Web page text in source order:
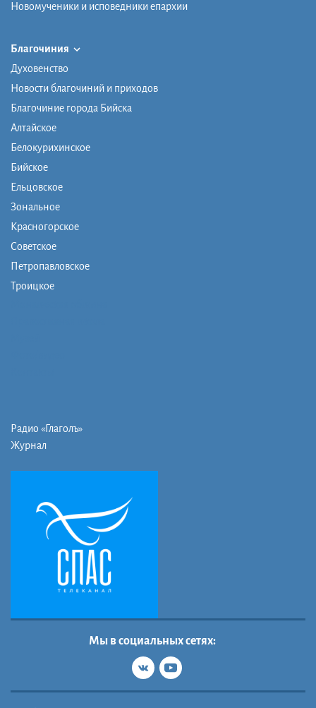
Новомученики и исповедники епархии
Благочиния
Духовенство
Новости благочиний и приходов
Благочиние города Бийска
Алтайское
Белокурихинское
Бийское
Ельцовское
Зональное
Красногорское
Советское
Петропавловское
Троицкое
Радио «Глаголъ»
Журнал
Мы в социальных сетях: